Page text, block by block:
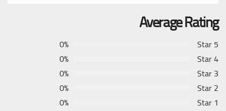
Average Rating
5 Star
0%
4 Star
0%
3 Star
0%
2 Star
0%
1 Star
0%